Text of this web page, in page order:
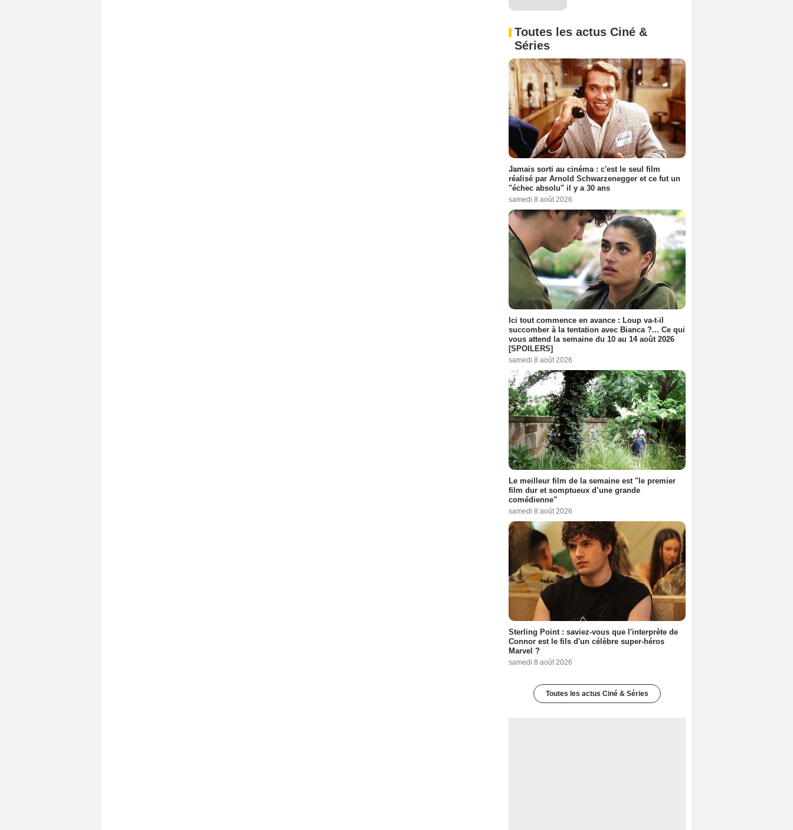
Toutes les actus Ciné &
Séries
Jamais sorti au cinéma : c'est le seul film
réalisé par Arnold Schwarzenegger et ce fut un
"échec absolu" il y a 30 ans
samedi 8 août 2026
Ici tout commence en avance : Loup va-t-il
succomber à la tentation avec Bianca ?... Ce qui
vous attend la semaine du 10 au 14 août 2026
[SPOILERS]
samedi 8 août 2026
Le meilleur film de la semaine est "le premier
film dur et somptueux d’une grande
comédienne"
samedi 8 août 2026
Sterling Point : saviez-vous que l'interprète de
Connor est le fils d'un célèbre super-héros
Marvel ?
samedi 8 août 2026
Toutes les actus Ciné & Séries